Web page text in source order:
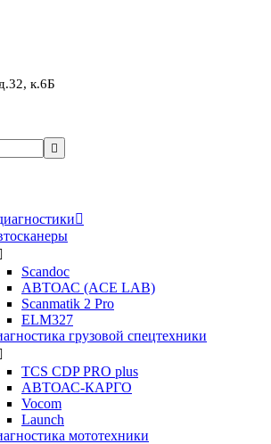
к.6Б


Scandoc
АВТОАС (ACE LAB)
Scanmatik 2 Pro
ELM327
грузовой спецтехники
TCS CDP PRO plus
АВТОАС-КАРГО
Vocom
Launch
мототехники